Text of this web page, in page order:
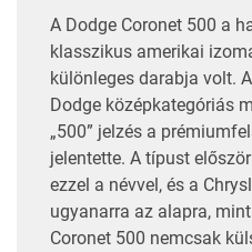
A Dodge Coronet 500 a
klasszikus amerikai
különleges darabja volt.
Dodge középkategóriás
„500” jelzés a
jelentette. A típust
ezzel a névvel, és a
ugyanarra az alapra,
Coronet 500 nemcsak